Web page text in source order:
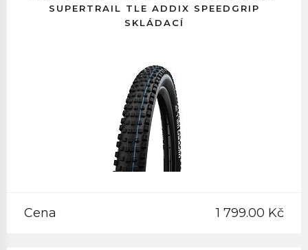
SUPERTRAIL TLE ADDIX SPEEDGRIP
SKLÁDACÍ
Cena 1 799.00 Kč